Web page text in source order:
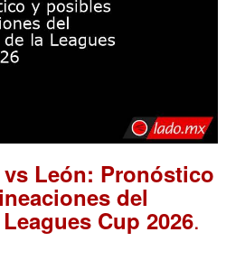
León: Pronóstico
del
Cup 2026.